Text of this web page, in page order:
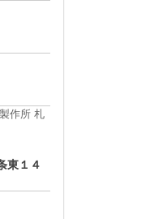
作所 札
東１４